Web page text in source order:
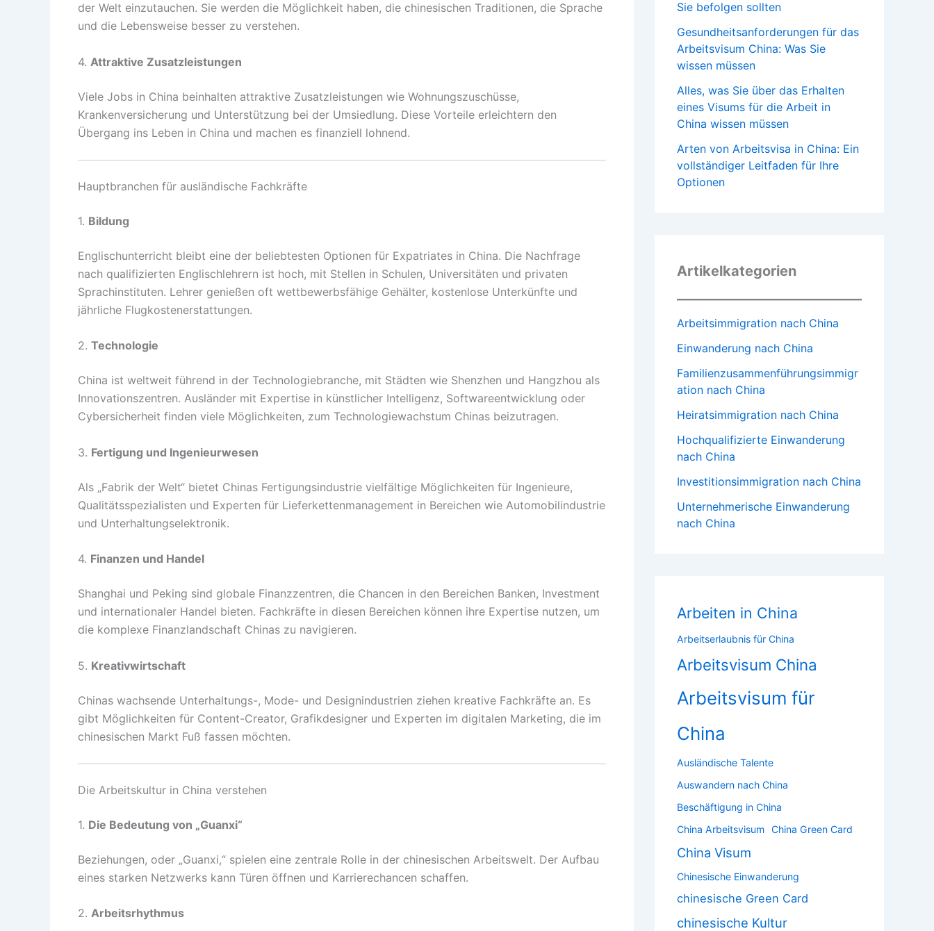
der Welt einzutauchen. Sie werden die Möglichkeit haben, die chinesischen Traditionen, die Sprache
und die Lebensweise besser zu verstehen.
4. Attraktive Zusatzleistungen
Viele Jobs in China beinhalten attraktive Zusatzleistungen wie Wohnungszuschüsse,
Krankenversicherung und Unterstützung bei der Umsiedlung. Diese Vorteile erleichtern den
Übergang ins Leben in China und machen es finanziell lohnend.
Hauptbranchen für ausländische Fachkräfte
1. Bildung
Englischunterricht bleibt eine der beliebtesten Optionen für Expatriates in China. Die Nachfrage
nach qualifizierten Englischlehrern ist hoch, mit Stellen in Schulen, Universitäten und privaten
Sprachinstituten. Lehrer genießen oft wettbewerbsfähige Gehälter, kostenlose Unterkünfte und
jährliche Flugkostenerstattungen.
2. Technologie
China ist weltweit führend in der Technologiebranche, mit Städten wie Shenzhen und Hangzhou als
Innovationszentren. Ausländer mit Expertise in künstlicher Intelligenz, Softwareentwicklung oder
Cybersicherheit finden viele Möglichkeiten, zum Technologiewachstum Chinas beizutragen.
3. Fertigung und Ingenieurwesen
Als „Fabrik der Welt“ bietet Chinas Fertigungsindustrie vielfältige Möglichkeiten für Ingenieure,
Qualitätsspezialisten und Experten für Lieferkettenmanagement in Bereichen wie Automobilindustrie
und Unterhaltungselektronik.
4. Finanzen und Handel
Shanghai und Peking sind globale Finanzzentren, die Chancen in den Bereichen Banken, Investment
und internationaler Handel bieten. Fachkräfte in diesen Bereichen können ihre Expertise nutzen, um
die komplexe Finanzlandschaft Chinas zu navigieren.
5. Kreativwirtschaft
Chinas wachsende Unterhaltungs-, Mode- und Designindustrien ziehen kreative Fachkräfte an. Es
gibt Möglichkeiten für Content-Creator, Grafikdesigner und Experten im digitalen Marketing, die im
chinesischen Markt Fuß fassen möchten.
Die Arbeitskultur in China verstehen
1. Die Bedeutung von „Guanxi“
Beziehungen, oder „Guanxi,“ spielen eine zentrale Rolle in der chinesischen Arbeitswelt. Der Aufbau
eines starken Netzwerks kann Türen öffnen und Karrierechancen schaffen.
2. Arbeitsrhythmus
Sie befolgen sollten
Gesundheitsanforderungen für das
Arbeitsvisum China: Was Sie
wissen müssen
Alles, was Sie über das Erhalten
eines Visums für die Arbeit in
China wissen müssen
Arten von Arbeitsvisa in China: Ein
vollständiger Leitfaden für Ihre
Optionen
Artikelkategorien
Arbeitsimmigration nach China
Einwanderung nach China
Familienzusammenführungsimmigr
ation nach China
Heiratsimmigration nach China
Hochqualifizierte Einwanderung
nach China
Investitionsimmigration nach China
Unternehmerische Einwanderung
nach China
Arbeiten in China
Arbeitserlaubnis für China
Arbeitsvisum China
Arbeitsvisum für
China
Ausländische Talente
Auswandern nach China
Beschäftigung in China
China Arbeitsvisum China Green Card
China Visum
Chinesische Einwanderung
chinesische Green Card
chinesische Kultur